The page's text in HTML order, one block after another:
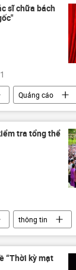
sĩ chữa bách
Quảng cáo
hội
Xã hội
tra tổng thể
thông tin
“Thời kỳ mạt